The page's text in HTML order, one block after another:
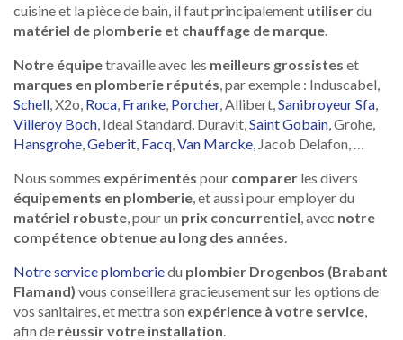
cuisine et la pièce de bain, il faut principalement utiliserdu
matériel de plomberie et chauffage de marque.
Notre équipetravaille avec les meilleurs grossistes et
marques en plomberie réputés, par exemple : Induscabel,
Schell, X2o, Roca, Franke, Porcher, Allibert,Sanibroyeur Sfa,
Villeroy Boch, Ideal Standard, Duravit,Saint Gobain, Grohe,
Hansgrohe,Geberit, Facq,Van Marcke, Jacob Delafon, …
Nous sommes expérimentés pour comparer les divers
équipements en plomberie, et aussi pour employer du
matériel robuste, pour un prix concurrentiel, avec notre
compétence obtenue au long des années.
Notre service plomberiedu plombier Drogenbos (Brabant
Flamand) vous conseillera gracieusement sur les options de
vos sanitaires, et mettra son expérience à votre service,
afin de réussir votre installation.